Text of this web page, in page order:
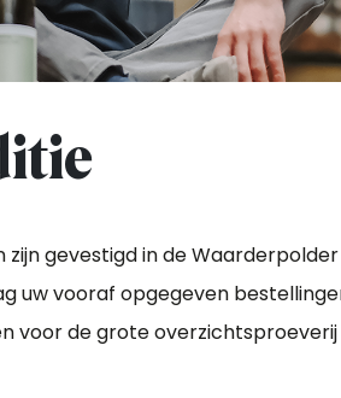
gevestigd in de
uw vooraf opgegeven
voor de grote